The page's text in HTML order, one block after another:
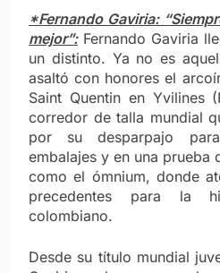
*Fernando Gaviria:
mejor”:Fernando Gaviria
un distinto. Ya no es
asaltó con honores el
Saint Quentin en Yvilines
corredor de talla mundial
por su desparpajo
embalajes y en una prueba
como el ómnium, donde
precedentes para la
colombiano.
Desde su título mundial